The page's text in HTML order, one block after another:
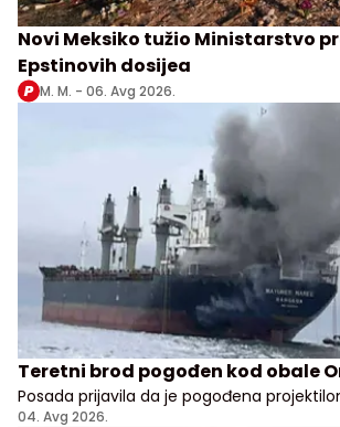
Novi Meksiko tužio Ministarstvo
Epstinovih dosijea
M. M. - 06. Avg 2026.
Teretni brod pogođen kod obale
Posada prijavila da je pogođena
noći, nema potvrde odakle je napad
04. Avg 2026.